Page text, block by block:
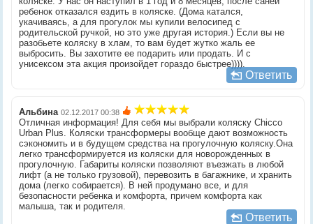
ребенок отказался ездить в коляске. (Дома катался,
укачиваясь, а для прогулок мы купили велосипед с
родительской ручкой, но это уже другая история.) Если вы не
разобьете коляску в хлам, то вам будет жутко жаль ее
выбросить. Вы захотите ее подарить или продать. И с
унисексом эта акция произойдет гораздо быстрее)))).
Ответить
Альбина 02.12.2017 00:38
Отличная информация! Для себя мы выбрали коляску Chicсo
Urban Plus. Коляски трансформеры вообще дают возможность
сэкономить и в будущем средства на прогулочную коляску.Она
легко трансформируется из коляски для новорожденных в
прогулочную. Габариты коляски позволяют въезжать в любой
лифт (а не только грузовой), перевозить в багажнике, и хранить
дома (легко собирается). В ней продумано все, и для
безопасности ребенка и комфорта, причем комфорта как
малыша, так и родителя.
Ответить